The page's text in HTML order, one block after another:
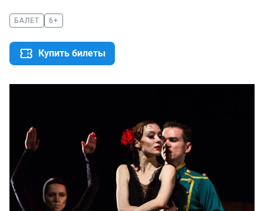
БАЛЕТ 6+
Купить билеты